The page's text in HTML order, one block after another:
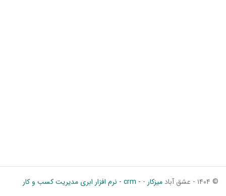
© ۱۴۰۴ - عشق آباد میزکار - - crm - نرم افزار ابری مدیریت کسب و کار